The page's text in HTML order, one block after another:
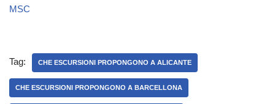
MSC
Tag: CHE ESCURSIONI PROPONGONO A ALICANTE
CHE ESCURSIONI PROPONGONO A BARCELLONA